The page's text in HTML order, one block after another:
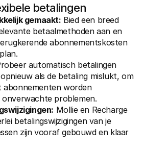
betalingen
gemaakt: Bied een breed
betaalmethoden aan en
abonnementskosten
automatisch betalingen
als de betaling mislukt, om
abonnementen worden
problemen.
Mollie en Recharge
betalingswijzigingen van je
zijn vooraf gebouwd en klaar